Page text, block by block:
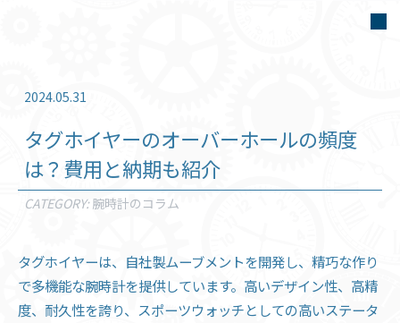
2024.05.31
タグホイヤーのオーバーホールの頻度
は？費用と納期も紹介
CATEGORY: 腕時計のコラム
タグホイヤーは、自社製ムーブメントを開発し、精巧な作り
で多機能な腕時計を提供しています。高いデザイン性、高精
度、耐久性を誇り、スポーツウォッチとしての高いステータ